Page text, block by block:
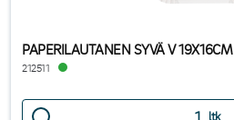
PAPERILAUTANEN SYVÄ V 19X16CM
212511
ltk